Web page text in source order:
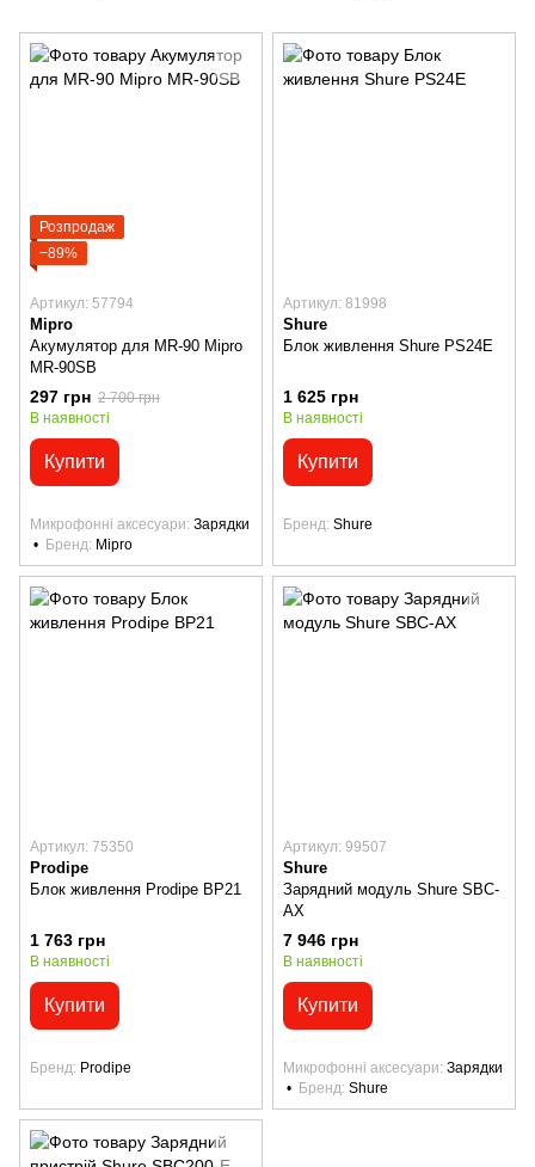
Розпродаж
−89%
Артикул: 57794
Mipro
Акумулятор для MR-90 Mipro
MR-90SB
297 грн 2 700 грн
В наявності
Купити
Микрофонні аксесуари Зарядки
Бренд Mipro
Артикул: 81998
Shure
Блок живлення Shure PS24E
1 625 грн
В наявності
Купити
Бренд Shure
Артикул: 75350
Prodipe
Блок живлення Prodipe BP21
1 763 грн
В наявності
Купити
Бренд Prodipe
Артикул: 99507
Shure
Зарядний модуль Shure SBC-
AX
7 946 грн
В наявності
Купити
Микрофонні аксесуари Зарядки
Бренд Shure